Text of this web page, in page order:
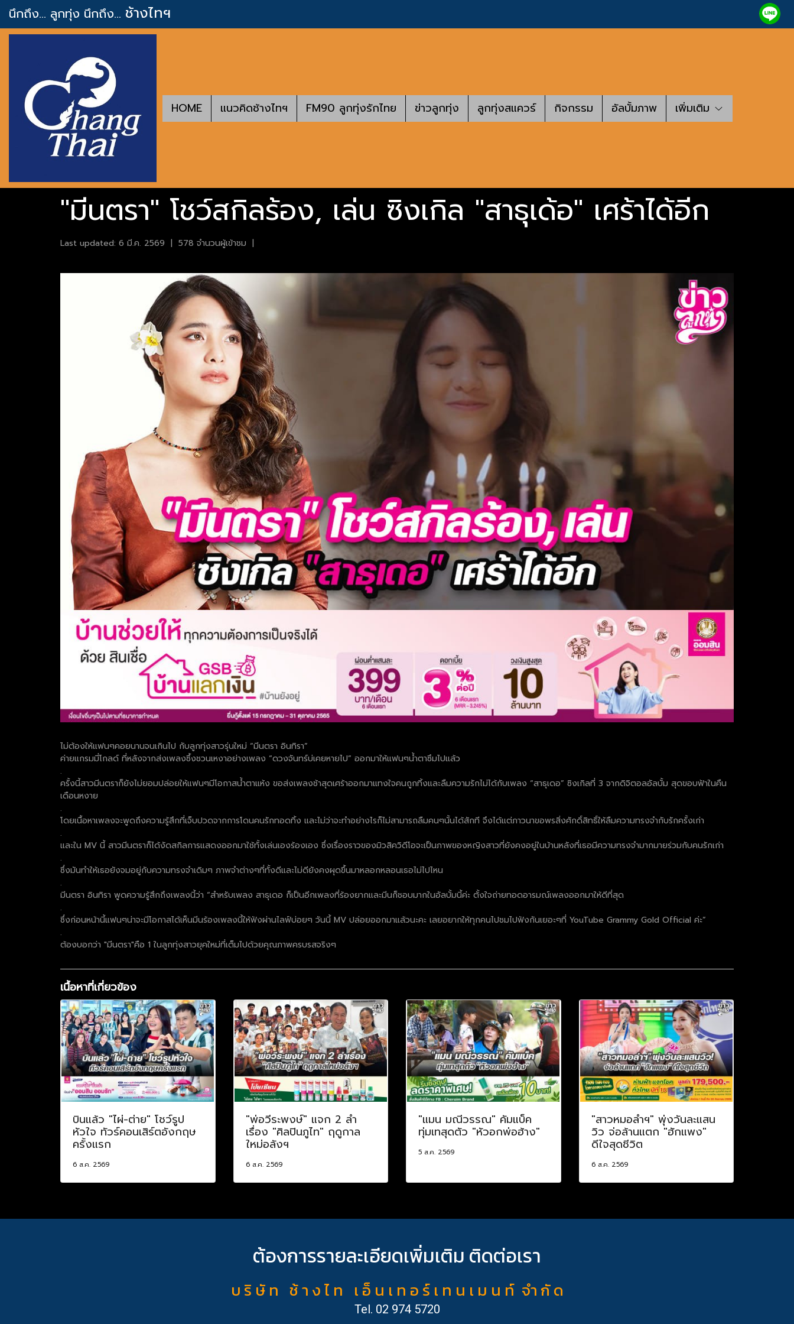
นึกถึง... ลูกทุ่ง นึกถึง... ช้างไทฯ
HOME แนวคิดช้างไทฯ FM90 ลูกทุ่งรักไทย ข่าวลูกทุ่ง ลูกทุ่งสแควร์ กิจกรรม อัลบั้มภาพ เพิ่มเติม
"มีนตรา" โชว์สกิลร้อง, เล่น ซิงเกิล "สาธุเด้อ" เศร้าได้อีก
Last updated: 6 มี.ค. 2569 | 578 จำนวนผู้เข้าชม |
ไม่ต้องให้แฟนๆคอยนานจนเกินไป กับลูกทุ่งสาวรุ่นใหม่ “มีนตรา อินทิรา”
ค่ายแกรมมี่โกลด์ ที่หลังจากส่งเพลงซึ้งชวนเหงาอย่างเพลง “ดวงจันทร์บ่เคยหายไป” ออกมาให้แฟนๆน้ำตาซึมไปแล้ว
.
ครั้งนี้สาวมีนตราก็ยังไม่ยอมปล่อยให้แฟนๆมีโอกาสน้ำตาแห้ง ขอส่งเพลงช้าสุดเศร้าออกมาแทงใจคนถูกทิ้งและลืมความรักไม่ได้กับเพลง “สาธุเดอ” ซิงเกิลที่ 3 จากดิจิตอลอัลบั้ม สุดขอบฟ้าในคืน
เดือนหงาย
.
โดยเนื้อหาเพลงจะพูดถึงความรู้สึกที่เจ็บปวดจากการโดนคนรักทอดทิ้ง และไม่ว่าจะทำอย่างไรก็ไม่สามารถลืมคนๆนั้นได้สักที จึงได้แต่ภาวนาขอพรสิ่งศักดิ์สิทธิ์ให้ลืมความทรงจำกับรักครั้งเก่า
.
และใน MV นี้ สาวมีนตราก็ได้งัดสกิลการแสดงออกมาใช้ทั้งเล่นเองร้องเอง ซึ่งเรื่องราวของมิวสิควิดีโอจะเป็นภาพของหญิงสาวที่ยังคงอยู่ในบ้านหลังที่เธอมีความทรงจำมากมายร่วมกับคนรักเก่า
.
ซึ่งมันทำให้เธอยังจมอยู่กับความทรงจำเดิมๆ ภาพจำต่างๆที่ทั้งดีและไม่ดียังคงผุดขึ้นมาหลอกหลอนเธอไม่ไปไหน
.
มีนตรา อินทิรา พูดความรู้สึกถึงเพลงนี้ว่า “สำหรับเพลง สาธุเดอ ก็เป็นอีกเพลงที่ร้องยากและมีนก็ชอบมากในอัลบั้มนี้ค่ะ ตั้งใจถ่ายทอดอารมณ์เพลงออกมาให้ดีที่สุด
.
ซึ่งก่อนหน้านี้แฟนๆน่าจะมีโอกาสได้เห็นมีนร้องเพลงนี้ให้ฟังผ่านไลฟ์บ่อยๆ วันนี้ MV ปล่อยออกมาแล้วนะคะ เลยอยากให้ทุกคนไปชมไปฟังกันเยอะๆที่ YouTube Grammy Gold Official ค่ะ”
.
ต้องบอกว่า "มีนตรา"คือ 1 ในลูกทุ่งสาวยุคใหม่ที่เต็มไปด้วยคุณภาพครบรสจริงๆ
เนื้อหาที่เกี่ยวข้อง
บินแล้ว "ไผ่-ต่าย" โชว์รูป
หัวใจ ทัวร์คอนเสิร์ตอังกฤษ
ครั้งแรก
6 ส.ค. 2569
"พ่อวีระพงษ์" แจก 2 ลำ
เรื่อง "ศิลปินภูไท" ฤดูกาล
ใหม่อลังฯ
6 ส.ค. 2569
"แมน มณีวรรณ" คัมแบ็ค
ทุ่มเทสุดตัว "หัวอกพ่อฮ้าง"
5 ส.ค. 2569
"สาวหมอลำฯ" พุ่งวันละแสน
วิว จ่อล้านแตก "ฮักแพง"
ดีใจสุดชีวิต
6 ส.ค. 2569
ต้องการรายละเอียดเพิ่มเติม ติดต่อเรา
บ ริ ษั ท ช้ า ง ไ ท เ อ็ น เ ท อ ร์ เ ท น เ ม น ท์ จำ กั ด
Tel. 02 974 5720